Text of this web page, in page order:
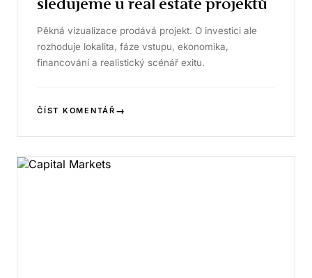
sledujeme u real estate projektů
Pěkná vizualizace prodává projekt. O investici ale
rozhoduje lokalita, fáze vstupu, ekonomika,
financování a realistický scénář exitu.
ČÍST KOMENTÁŘ →